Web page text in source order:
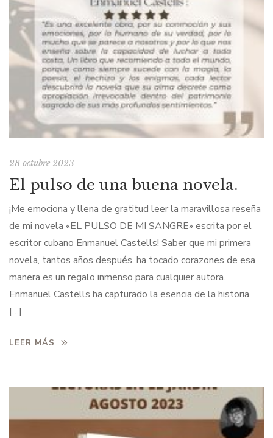
28 octubre 2023
El pulso de una buena novela.
¡Me emociona y llena de gratitud leer la maravillosa reseña
de mi novela «EL PULSO DE MI SANGRE» escrita por el
escritor cubano Enmanuel Castells! Saber que mi primera
novela, tantos años después, ha tocado corazones de esa
manera es un regalo inmenso para cualquier autora.
Enmanuel Castells ha capturado la esencia de la historia
[…]
LEER MÁS